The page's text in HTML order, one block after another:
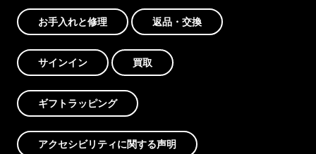
お手入れと修理 返品・交換
サインイン 買取
ギフトラッピング
アクセシビリティに関する声明